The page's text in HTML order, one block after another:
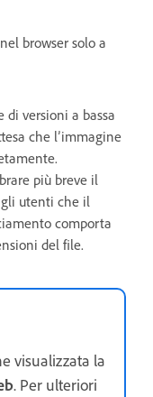
browser solo a
di versioni a bassa
che l’immagine
più breve il
utenti che il
comporta
del file.
visualizzata la
. Per ulteriori